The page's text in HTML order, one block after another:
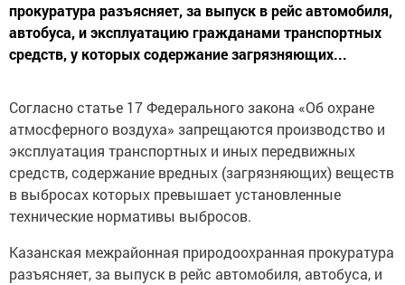
прокуратура разъясняет, за выпуск в рейс автомобиля,
автобуса, и эксплуатацию гражданами транспортных
средств, у которых содержание загрязняющих...
Согласно статье 17 Федерального закона «Об охране
атмосферного воздуха» запрещаются производство и
эксплуатация транспортных и иных передвижных
средств, содержание вредных (загрязняющих) веществ
в выбросах которых превышает установленные
технические нормативы выбросов.
Казанская межрайонная природоохранная прокуратура
разъясняет, за выпуск в рейс автомобиля, автобуса, и